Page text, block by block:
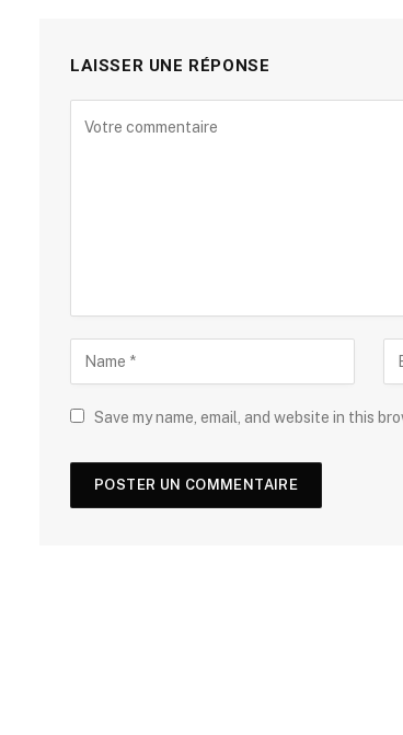
LAISSER UNE RÉPONSE
Save my name, email, and website in this